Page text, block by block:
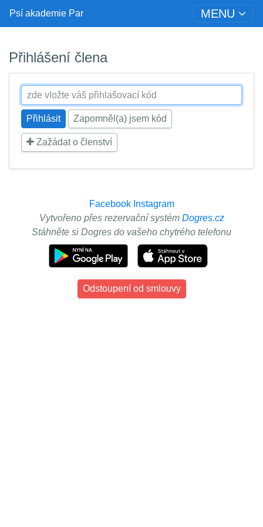
Psí akademie Par MENU
Přihlášení člena
Zapomněl(a) jsem kód
Zažádat o členství
Facebook Instagram
Vytvořeno přes rezervační systém Dogres.cz
Stáhněte si Dogres do vašeho chytrého telefonu
Odstoupení od smlouvy